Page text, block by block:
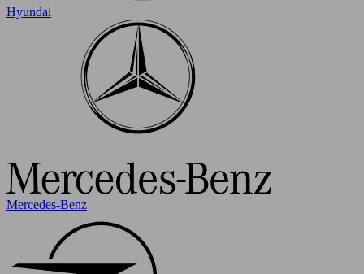
Hyundai
Mercedes-Benz